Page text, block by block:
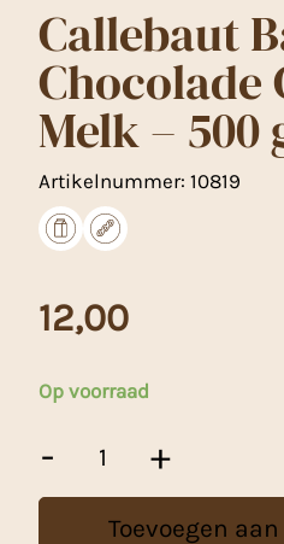
Callebaut
Chocolade
Melk – 500
Artikelnummer: 10819
12,00
Op voorraad
-
Bakvaste
Chunks
+
Toevoegen